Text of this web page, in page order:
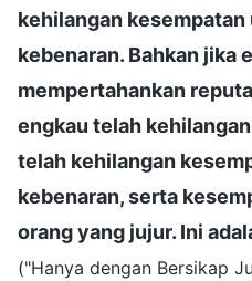
kehilangan
kebenaran. Bahkan jika
mempertahankan
engkau telah
telah kehilangan
kebenaran, serta
orang yang jujur. Ini
("Hanya dengan Bersikap